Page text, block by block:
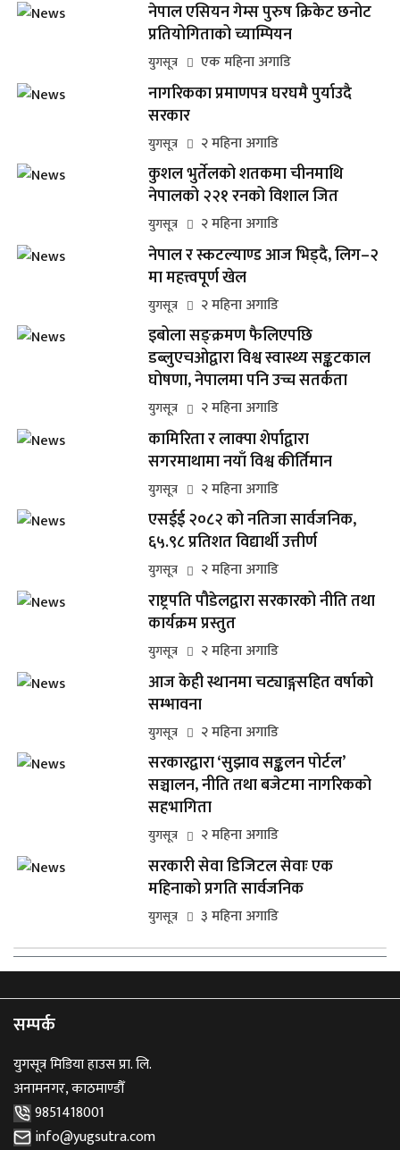
नेपाल एसियन गेम्स पुरुष क्रिकेट छनोट
प्रतियोगिताको च्याम्पियन
युगसूत्र एक महिना अगाडि
नागरिकका प्रमाणपत्र घरघमै पुर्याउदै
सरकार
युगसूत्र २ महिना अगाडि
कुशल भुर्तेलको शतकमा चीनमाथि
नेपालको २२१ रनको विशाल जित
युगसूत्र २ महिना अगाडि
नेपाल र स्कटल्याण्ड आज भिड्दै, लिग–२
मा महत्त्वपूर्ण खेल
युगसूत्र २ महिना अगाडि
इबोला सङ्क्रमण फैलिएपछि
डब्लुएचओद्वारा विश्व स्वास्थ्य सङ्कटकाल
घोषणा, नेपालमा पनि उच्च सतर्कता
युगसूत्र २ महिना अगाडि
कामिरिता र लाक्पा शेर्पाद्वारा
सगरमाथामा नयाँ विश्व कीर्तिमान
युगसूत्र २ महिना अगाडि
एसईई २०८२ को नतिजा सार्वजनिक,
६५.९८ प्रतिशत विद्यार्थी उत्तीर्ण
युगसूत्र २ महिना अगाडि
राष्ट्रपति पौडेलद्वारा सरकारको नीति तथा
कार्यक्रम प्रस्तुत
युगसूत्र २ महिना अगाडि
आज केही स्थानमा चट्याङ्गसहित वर्षाको
सम्भावना
युगसूत्र २ महिना अगाडि
सरकारद्वारा ‘सुझाव सङ्कलन पोर्टल’
सञ्चालन, नीति तथा बजेटमा नागरिकको
सहभागिता
युगसूत्र २ महिना अगाडि
सरकारी सेवा डिजिटल सेवाः एक
महिनाको प्रगति सार्वजनिक
युगसूत्र ३ महिना अगाडि
सम्पर्क
युगसूत्र मिडिया हाउस प्रा. लि.
अनामनगर, काठमाण्डौँ
9851418001
info@yugsutra.com